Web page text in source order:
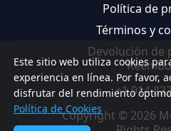
Este sitio web utiliza cookies
experiencia en línea. Por favor,
disfrutar del rendimiento
Política de Cookies
Política de
Términos y
Devolución de
+1 914
Copyright © 2026